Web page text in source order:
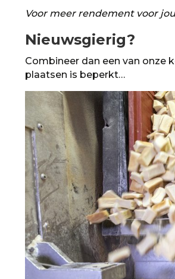
Voor meer rendement voor
Nieuwsgierig?
Combineer dan een van onze
plaatsen is beperkt…